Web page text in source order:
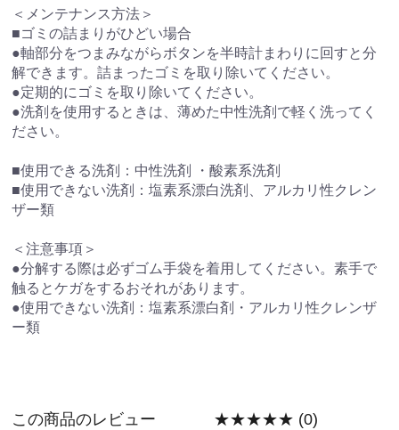
＜メンテナンス方法＞
■ゴミの詰まりがひどい場合
●軸部分をつまみながらボタンを半時計まわりに回すと分
解できます。詰まったゴミを取り除いてください。
●定期的にゴミを取り除いてください。
●洗剤を使用するときは、薄めた中性洗剤で軽く洗ってく
ださい。
■使用できる洗剤：中性洗剤 ・酸素系洗剤
■使用できない洗剤：塩素系漂白洗剤、アルカリ性クレン
ザー類
＜注意事項＞
●分解する際は必ずゴム手袋を着用してください。素手で
触るとケガをするおそれがあります。
●使用できない洗剤：塩素系漂白剤・アルカリ性クレンザ
ー類
この商品のレビュー ★★★★★ (0)